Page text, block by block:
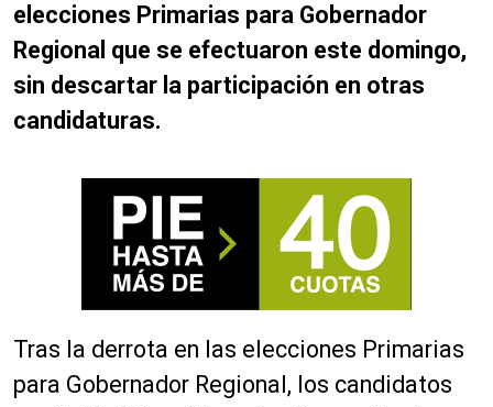
elecciones Primarias para Gobernador
Regional que se efectuaron este domingo,
sin descartar la participación en otras
candidaturas.
Tras la derrota en las elecciones Primarias
para Gobernador Regional, los candidatos